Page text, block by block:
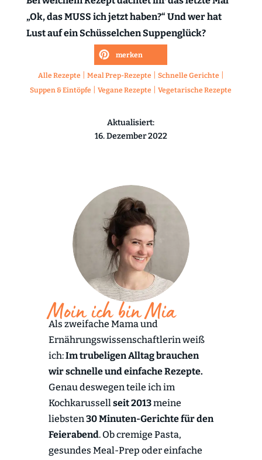
„Ok, das MUSS ich jetzt haben?“ Und wer hat
Lust auf ein Schüsselchen Suppenglück?
merken
Alle Rezepte Meal Prep-Rezepte Schnelle Gerichte
Suppen & Eintöpfe |Vegane Rezepte |Vegetarische Rezepte
Aktualisiert:
16. Dezember 2022
Moin ich bin Mia
Als zweifache Mama und
Ernährungswissenschaftlerin weiß
ich:Im trubeligen Alltag brauchen
wir schnelle und einfache Rezepte.
Genau deswegen teile ich im
Kochkarussellseit 2013meine
liebsten30 Minuten-Gerichte für den
Feierabend. Ob cremige Pasta,
gesundes Meal-Prep oder einfache